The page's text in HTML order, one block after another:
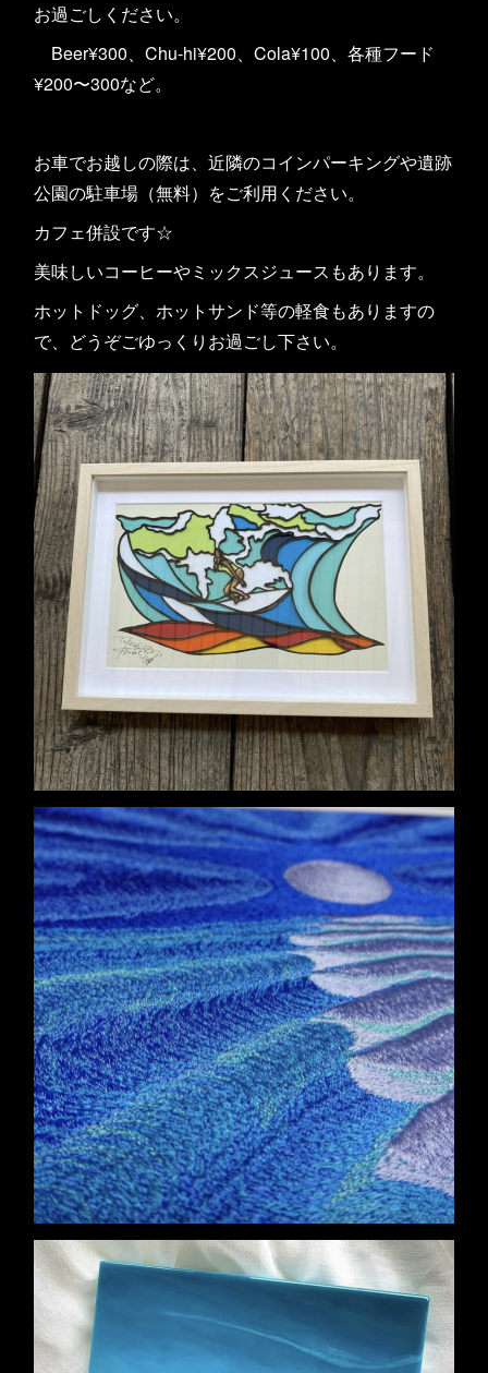
お過ごしください。
Beer¥300、Chu-hi¥200、Cola¥100、各種フード
¥200〜300など。
お車でお越しの際は、近隣のコインパーキングや遺跡
公園の駐車場（無料）をご利用ください。
カフェ併設です☆
美味しいコーヒーやミックスジュースもあります。
ホットドッグ、ホットサンド等の軽食もありますの
で、どうぞごゆっくりお過ごし下さい。